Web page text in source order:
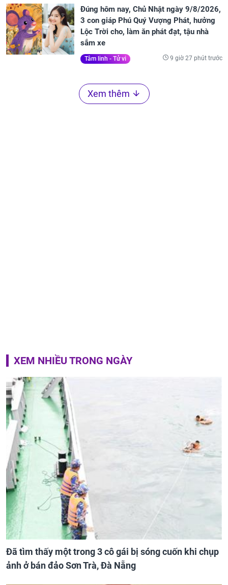
Đúng hôm nay, Chủ Nhật ngày 9/8/2026,
3 con giáp Phú Quý Vượng Phát, hưởng
Lộc Trời cho, làm ăn phát đạt, tậu nhà
sắm xe
Tâm linh - Tử vi 9 giờ 27 phút trước
Xem thêm
XEM NHIỀU TRONG NGÀY
Đã tìm thấy một trong 3 cô gái bị sóng cuốn khi chụp
ảnh ở bán đảo Sơn Trà, Đà Nẵng